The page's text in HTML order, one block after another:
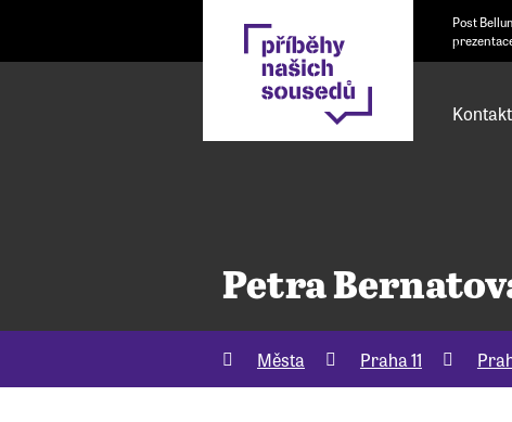
Post
Petra
Města Praha 11